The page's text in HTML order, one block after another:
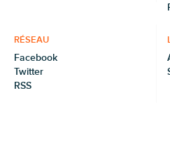
RÉSEAU
Facebook
Twitter
RSS